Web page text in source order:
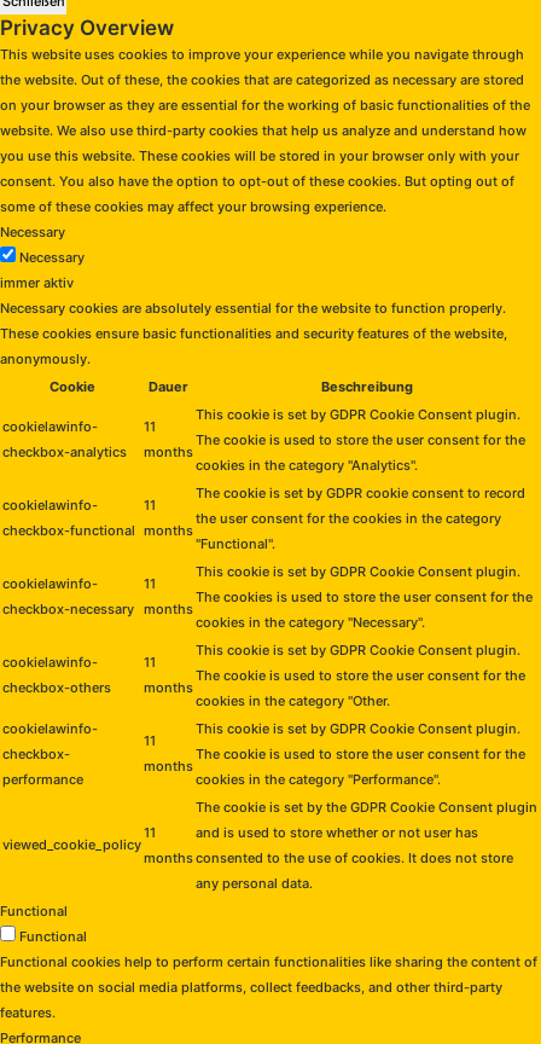
Privacy Overview
This website uses cookies to improve your experience while you navigate through
the website. Out of these, the cookies that are categorized as necessary are stored
on your browser as they are essential for the working of basic functionalities of the
website. We also use third-party cookies that help us analyze and understand how
you use this website. These cookies will be stored in your browser only with your
consent. You also have the option to opt-out of these cookies. But opting out of
some of these cookies may affect your browsing experience.
Necessary
Necessary
immer aktiv
Necessary cookies are absolutely essential for the website to function properly.
These cookies ensure basic functionalities and security features of the website,
anonymously.
Cookie
Dauer Beschreibung
cookielawinfo-
checkbox-analytics
11
months
This cookie is set by GDPR Cookie Consent plugin.
The cookie is used to store the user consent for the
cookies in the category "Analytics".
cookielawinfo-
checkbox-functional
11
months
The cookie is set by GDPR cookie consent to record
the user consent for the cookies in the category
"Functional".
cookielawinfo-
checkbox-necessary
11
months
This cookie is set by GDPR Cookie Consent plugin.
The cookies is used to store the user consent for the
cookies in the category "Necessary".
cookielawinfo-
checkbox-others
11
months
This cookie is set by GDPR Cookie Consent plugin.
The cookie is used to store the user consent for the
cookies in the category "Other.
cookielawinfo-
checkbox-
performance
11
months
This cookie is set by GDPR Cookie Consent plugin.
The cookie is used to store the user consent for the
cookies in the category "Performance".
viewed_cookie_policy
11
months
The cookie is set by the GDPR Cookie Consent plugin
and is used to store whether or not user has
consented to the use of cookies. It does not store
any personal data.
Functional
Functional
Functional cookies help to perform certain functionalities like sharing the content of
the website on social media platforms, collect feedbacks, and other third-party
features.
Performance